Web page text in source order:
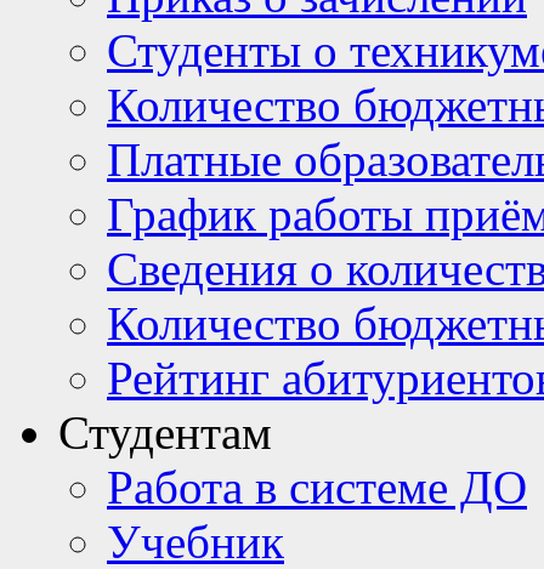
Студенты о
Количество
Платные
График работы
Сведения о
Количество
Рейтинг
Студентам
Работа в системе ДО
Учебник